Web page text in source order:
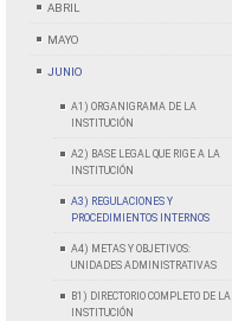
ABRIL
MAYO
JUNIO
A1) ORGANIGRAMA DE LA
INSTITUCIÓN
A2) BASE LEGAL QUE RIGE A LA
INSTITUCIÓN
A3) REGULACIONES Y
PROCEDIMIENTOS INTERNOS
A4) METAS Y OBJETIVOS:
UNIDADES ADMINISTRATIVAS
B1) DIRECTORIO COMPLETO DE LA
INSTITUCIÓN